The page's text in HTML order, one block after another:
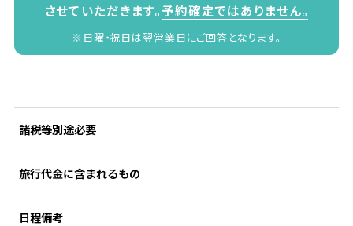
させていただきます。予約確定ではありません。
※日曜・祝日は翌営業日にご回答となります。
諸税等別途必要
旅行代金に含まれるもの
日程備考